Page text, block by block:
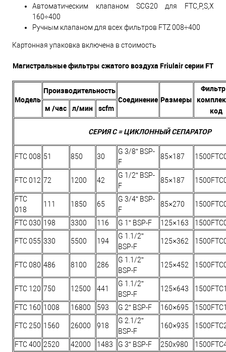
Автоматическим клапаном SCG20 для FTС,P,S,X
160÷400
Ручным клапаном для всех фильтров FTZ 008÷400
Картонная упаковка включена в стоимость
Магистральные фильтры сжатого воздуха Friulair серии FT
Модель
Производительность
Соединение Размеры
код
м /час л/мин scfm
СЕРИЯ С = ЦИКЛОННЫЙ СЕПАРАТОР
FTC 008 51 850 30
G 3/8” BSP-
F
85×187
FTC 012 72 1200 42
G 1/2” BSP-
F
85×187
FTC
018
111 1850 65
G 3/4” BSP-
F
85×270
FTC 030 198 3300 116 G 1” BSP-F 125×163
FTC 055 330 5500 194
G 1.1/2”
BSP-F
125×362
FTC 080 486 8100 286
G 1.1/2”
BSP-F
125×452
FTC 120 750 12500 441
G 1.1/2”
BSP-F
125×643
FTC 160 1008 16800 593 G 2” BSP-F 160×695
FTC 250 1560 26000 918
G 2.1/2”
BSP-F
160×935
FTC 400 2520 42000 1483 G 3” BSP-F 250х980